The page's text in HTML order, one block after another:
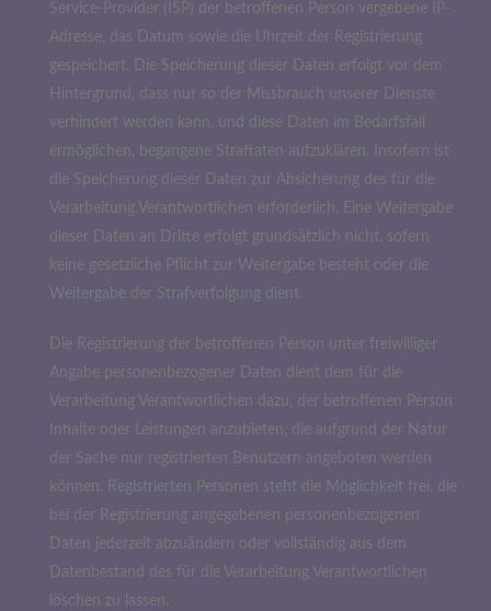
Service-Provider (ISP) der betroffenen Person vergebene IP-
Adresse, das Datum sowie die Uhrzeit der Registrierung
gespeichert. Die Speicherung dieser Daten erfolgt vor dem
Hintergrund, dass nur so der Missbrauch unserer Dienste
verhindert werden kann, und diese Daten im Bedarfsfall
ermöglichen, begangene Straftaten aufzuklären. Insofern ist
die Speicherung dieser Daten zur Absicherung des für die
Verarbeitung Verantwortlichen erforderlich. Eine Weitergabe
dieser Daten an Dritte erfolgt grundsätzlich nicht, sofern
keine gesetzliche Pflicht zur Weitergabe besteht oder die
Weitergabe der Strafverfolgung dient.
Die Registrierung der betroffenen Person unter freiwilliger
Angabe personenbezogener Daten dient dem für die
Verarbeitung Verantwortlichen dazu, der betroffenen Person
Inhalte oder Leistungen anzubieten, die aufgrund der Natur
der Sache nur registrierten Benutzern angeboten werden
können. Registrierten Personen steht die Möglichkeit frei, die
bei der Registrierung angegebenen personenbezogenen
Daten jederzeit abzuändern oder vollständig aus dem
Datenbestand des für die Verarbeitung Verantwortlichen
löschen zu lassen.